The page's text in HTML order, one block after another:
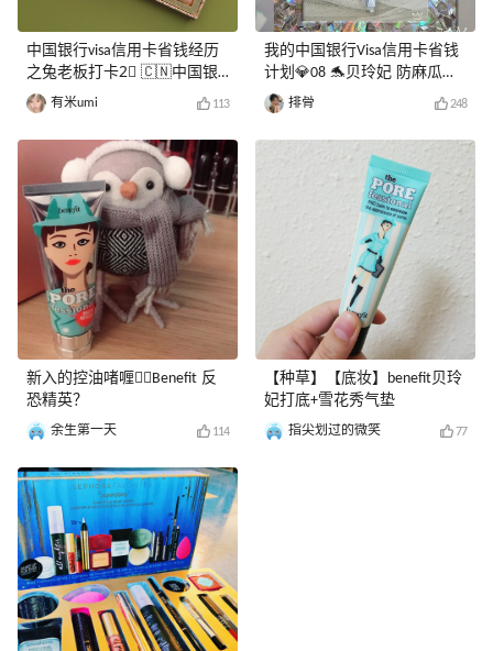
后之后看着自己手上的口红越
来越火，就有种老母亲的欣慰
感哈哈哈～ 啰嗦远了！反正
就是3CE的这个套盒，可以
入！ 🌟benefit反恐精英 💰
人！👃黑头多的小集美记得试
一下呀！！！还有
中国银行visa信用卡省钱经历
之兔老板打卡2⃣️ 🇨🇳中国银
行visa信用卡💳目前福利多
多，没办的也赶紧办起来，兔
老板先给大家种一波草🍀 🐰
种草单品：benefit腮红修容盘
✔️ 🐰种草理由：当时在美国
丝芙兰看到，就想立刻马上拥
有ta！给我买ta！在接触彩妆
不多的年代，我最喜欢的就是
benefit，这份喜欢就一直被保
留了下来，里面有些颜色真的
用了快要10年了，还用不腻
的。✔️ 🐰使用感受：里面包
含五块贝玲妃家的当家顶流
哦！让我一块块给你们介绍
吧。 galifornia 加州阳光蜜
粉：这个颜色有点粉橘色，比
假用，因为就是特别元气的那
种颜色。 gold rus
有米umi 113
新入的控油啫喱👉🏻Benefit 反
恐精英？
余生第一天 114
颜色是梅调的酒红色，绝对可
以称得上无可替代的口红。贝
玲妃的腮红盘绝对是另一个宝
藏了，国内单颗都要290了，
趁着75折感觉不要钱🤭🤭🤭
我的中国银行Visa信用卡省钱
计划💎08 🐬贝玲妃 防麻瓜眉
笔🐬 ✨包装：属于眉笔界颜值
超高款，长得有点像小女的法
棒的感觉，有点可爱🍬笔芯是
可以旋转出的，不需要手削，
很方便。同时自带眉刷，可以
梳理眉毛让眉色更加自然。 ✨
色号：我买的4号自然色，因
为我的发色虽然不是很黑但是
也算比较深，所以4号色比较
适合我。但是我觉得这个有点
偏棕，仔细看会有一点违和
感。所以准备用完了入手他们
家的新色号4.5。希望不会踩
雷。 ✨质地:五角形鼻头，尖
头宽头并用，尖头更容易勾勒
眉型，宽头可用于多角度填充
排骨 248
【种草】【底妆】benefit贝玲
妃打底+雪花秀气垫
指尖划过的微笑 77